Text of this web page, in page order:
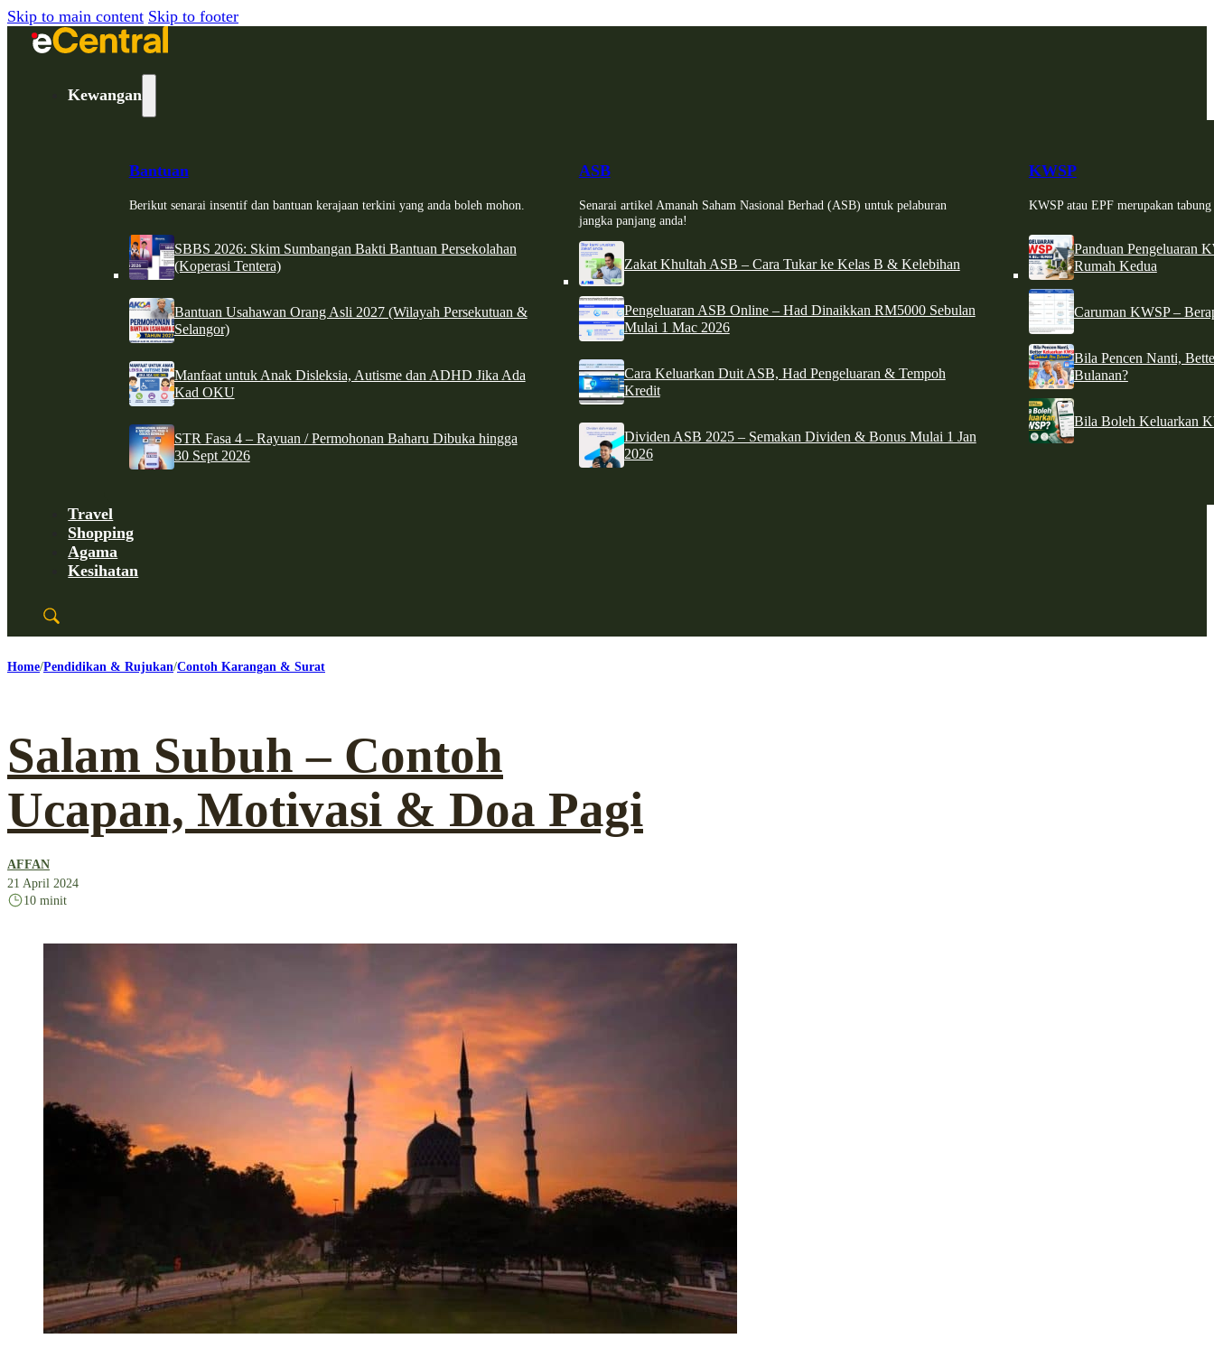
Skip to main content Skip to footer
Kewangan
Bantuan
Berikut senarai insentif dan bantuan kerajaan terkini yang anda boleh mohon.
SBBS 2026: Skim Sumbangan Bakti Bantuan Persekolahan
(Koperasi Tentera)
Bantuan Usahawan Orang Asli 2027 (Wilayah Persekutuan &
Selangor)
Manfaat untuk Anak Disleksia, Autisme dan ADHD Jika Ada
Kad OKU
STR Fasa 4 – Rayuan / Permohonan Baharu Dibuka hingga
30 Sept 2026
ASB
Senarai artikel Amanah Saham Nasional Berhad (ASB) untuk pelaburan
jangka panjang anda!
Zakat Khultah ASB – Cara Tukar ke Kelas B & Kelebihan
Pengeluaran ASB Online – Had Dinaikkan RM5000 Sebulan
Mulai 1 Mac 2026
Cara Keluarkan Duit ASB, Had Pengeluaran & Tempoh
Kredit
Dividen ASB 2025 – Semakan Dividen & Bonus Mulai 1 Jan
2026
KWSP
KWSP atau EPF merupakan
Panduan Pengeluaran
Rumah Kedua
Caruman KWSP –
Bila Pencen Nanti,
Bulanan?
Bila Boleh Keluarkan
Travel
Shopping
Agama
Kesihatan
Home Pendidikan & Rujukan Contoh Karangan & Surat
Salam Subuh – Contoh
Ucapan, Motivasi & Doa Pagi
AFFAN
21 April 2024
10 minit